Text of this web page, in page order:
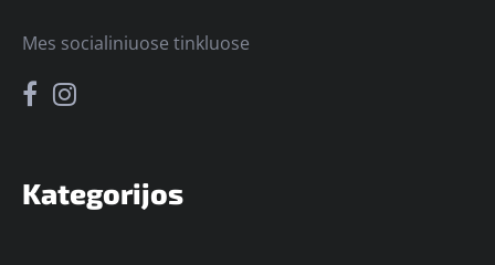
Kategorijos
Mes socialiniuose tinkluose